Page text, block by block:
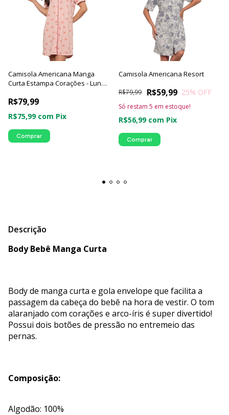
Camisola Americana Manga
Curta Estampa Corações - Luna
R$79,99
R$75,99 com Pix
Comprar
Camisola Americana Resort
R$59,99
R$79,99 25% OFF
R$56,99 com Pix
Só restam 5 em estoque!
Comprar
Descrição
Body Bebê Manga Curta
Body de manga curta e gola envelope que facilita a
passagem da cabeça do bebê na hora de vestir. O tom
alaranjado com corações e arco-íris é super divertido!
Possui dois botões de pressão no entremeio das
pernas.
Composição:
Algodão: 100%